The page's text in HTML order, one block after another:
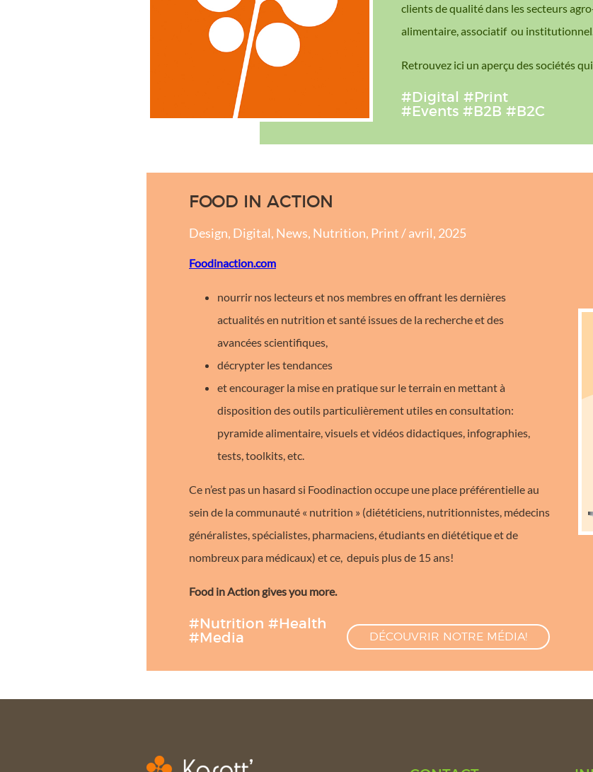
clients de qualité dans les secteurs
alimentaire, associatif ou
Retrouvez ici un aperçu des sociétés
#Digital
#Print
#Events #B2B #B2C
FOOD IN ACTION
Design, Digital, News, Nutrition, Print / avril, 2025
Foodinaction.com
nourrir nos lecteurs et nos membres en offrant les dernières
actualités en nutrition et santé issues de la recherche et des
avancées scientifiques,
décrypter les tendances
et encourager la mise en pratique sur le terrain en mettant à
disposition des outils particulièrement utiles en consultation:
pyramide alimentaire, visuels et vidéos didactiques, infographies,
tests, toolkits, etc.
Ce n’est pas un hasard si Foodinaction occupe une place préférentielle au
sein de la communauté « nutrition » (diététiciens, nutritionnistes, médecins
généralistes, spécialistes, pharmaciens, étudiants en diététique et de
nombreux para médicaux) et ce, depuis plus de 15 ans!
Food in Action gives you more.
#Nutrition #Health
#Media
DÉCOUVRIR NOTRE MÉDIA!